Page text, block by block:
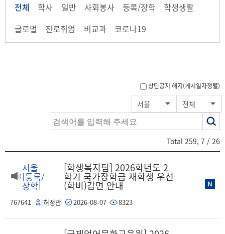
전체 학사 일반 사회봉사 등록/장학
학생생활
글로벌
진로취업 비교과 코로나19
상단공지 해지(게시일자정렬)
서울 전체
Total 259, 7 / 26
서울
[등록/
장학]
[학생복지팀] 2026학년도 2
학기 국가장학금 재학생 우선
(학비)감면 안내
767641 허정만 2026-08-07 8323